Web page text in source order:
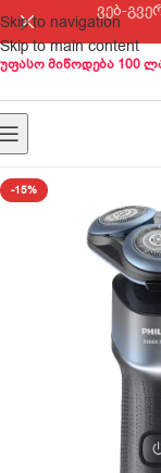
Skip to navigation
Skip to main content
ვებ-
უფასო მიწოდება 100
-15%